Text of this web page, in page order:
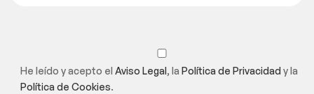
He leído y acepto el Aviso Legal, la Política de Privacidady la
Política de Cookies.